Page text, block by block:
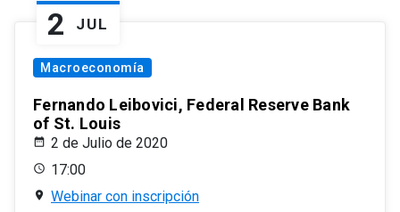
2 JUL
Macroeconomía
Fernando Leibovici, Federal Reserve Bank
of St. Louis
2 de Julio de 2020
17:00
Webinar con inscripción